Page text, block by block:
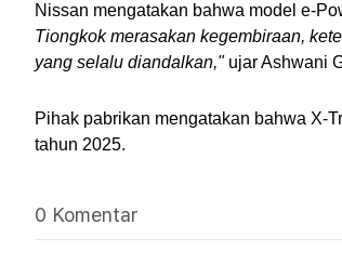
Nissan mengatakan bahwa model e-
Tiongkok merasakan kegembiraan,
yang selalu diandalkan," ujar Ashwani
Pihak pabrikan mengatakan bahwa X-
tahun 2025.
0 Komentar